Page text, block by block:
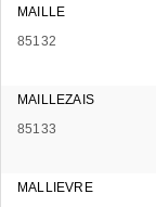
MAILLE
85132
MAILLEZAIS
85133
MALLIEVRE